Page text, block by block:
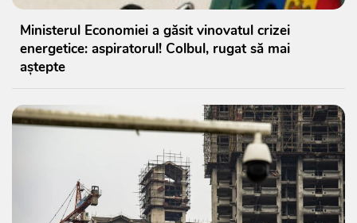
Ministerul Economiei a găsit vinovatul crizei
energetice: aspiratorul! Colbul, rugat să mai
aștepte